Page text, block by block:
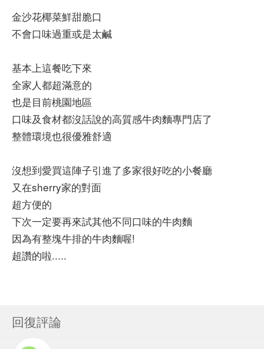
金沙花椰菜鮮甜脆口
不會口味過重或是太鹹
基本上這餐吃下來
全家人都超滿意的
也是目前桃園地區
口味及食材都沒話說的高質感牛肉麵專門店了
整體環境也很優雅舒適
沒想到愛買這陣子引進了多家很好吃的小餐廳
又在sherry家的對面
超方便的
下次一定要再來試其他不同口味的牛肉麵
因為有整塊牛排的牛肉麵喔!
超讚的啦.....
回復評論